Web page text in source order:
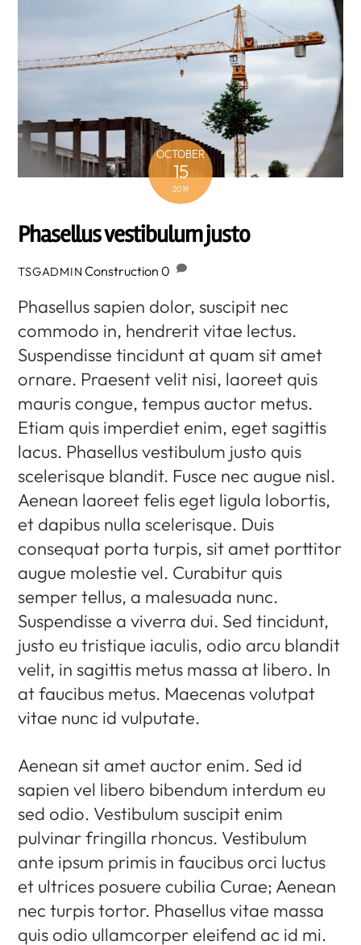
OCTOBER
15
2019
Phasellus vestibulum justo
TSGADMIN Construction 0
Phasellus sapien dolor, suscipit nec
commodo in, hendrerit vitae lectus.
Suspendisse tincidunt at quam sit amet
ornare. Praesent velit nisi, laoreet quis
mauris congue, tempus auctor metus.
Etiam quis imperdiet enim, eget sagittis
lacus. Phasellus vestibulum justo quis
scelerisque blandit. Fusce nec augue nisl.
Aenean laoreet felis eget ligula lobortis,
et dapibus nulla scelerisque. Duis
consequat porta turpis, sit amet porttitor
augue molestie vel. Curabitur quis
semper tellus, a malesuada nunc.
Suspendisse a viverra dui. Sed tincidunt,
justo eu tristique iaculis, odio arcu blandit
velit, in sagittis metus massa at libero. In
at faucibus metus. Maecenas volutpat
vitae nunc id vulputate.
Aenean sit amet auctor enim. Sed id
sapien vel libero bibendum interdum eu
sed odio. Vestibulum suscipit enim
pulvinar fringilla rhoncus. Vestibulum
ante ipsum primis in faucibus orci luctus
et ultrices posuere cubilia Curae; Aenean
nec turpis tortor. Phasellus vitae massa
quis odio ullamcorper eleifend ac id mi.